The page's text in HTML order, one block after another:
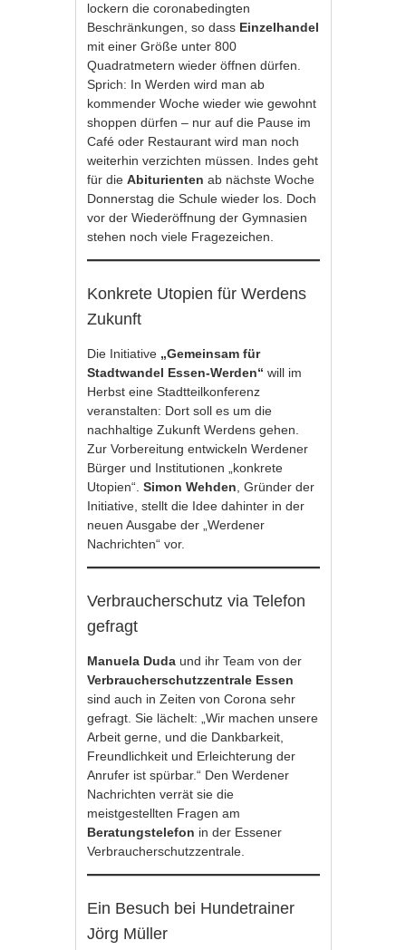
lockern die coronabedingten
Beschränkungen, so dass Einzelhandel
mit einer Größe unter 800
Quadratmetern wieder öffnen dürfen.
Sprich: In Werden wird man ab
kommender Woche wieder wie gewohnt
shoppen dürfen – nur auf die Pause im
Café oder Restaurant wird man noch
weiterhin verzichten müssen. Indes geht
für dieAbiturientenab nächste Woche
Donnerstag die Schule wieder los. Doch
vor der Wiederöffnung der Gymnasien
stehen noch viele Fragezeichen.
Konkrete Utopien für Werdens
Zukunft
Die Initiative „Gemeinsam für
Stadtwandel Essen-Werden“will im
Herbst eine Stadtteilkonferenz
veranstalten: Dort soll es um die
nachhaltige Zukunft Werdens gehen.
Zur Vorbereitung entwickeln Werdener
Bürger und Institutionen „konkrete
Utopien“.Simon Wehden, Gründer der
Initiative, stellt die Idee dahinter in der
neuen Ausgabe der „Werdener
Nachrichten“ vor.
Verbraucherschutz via Telefon
gefragt
Manuela Duda und ihr Team von der
Verbraucherschutzzentrale Essen
sind auch in Zeiten von Corona sehr
gefragt. Sie lächelt: „Wir machen unsere
Arbeit gerne, und die Dankbarkeit,
Freundlichkeit und Erleichterung der
Anrufer ist spürbar.“ Den Werdener
Nachrichten verrät sie die
meistgestellten Fragen am
Beratungstelefon in der Essener
Verbraucherschutzzentrale.
Ein Besuch bei Hundetrainer
Jörg Müller